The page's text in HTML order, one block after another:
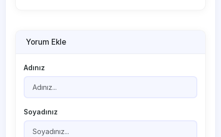
Yorum Ekle
Adınız
Soyadınız